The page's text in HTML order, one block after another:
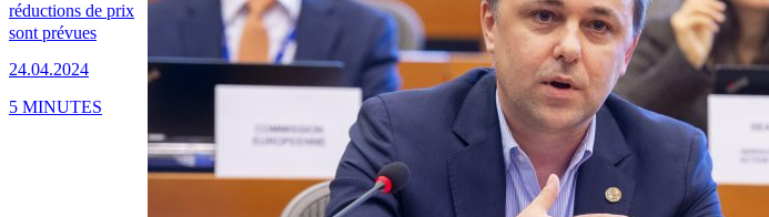
réductions de prix
sont prévues
24.04.2024
5 MINUTES